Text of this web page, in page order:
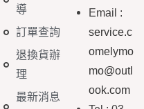
導
訂單查詢
退換貨辦
理
最新消息
Email :
service.c
omelymo
mo@outl
ook.com